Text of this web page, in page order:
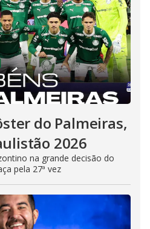
do Palmeiras,
2026
na grande decisão do
pela 27ª vez